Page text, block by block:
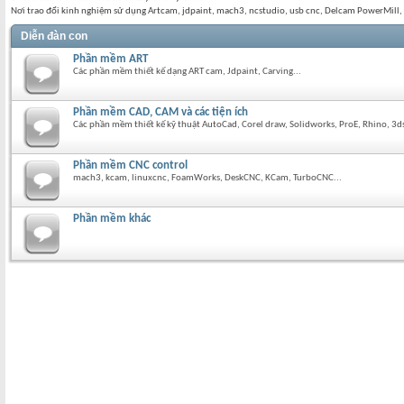
Nơi trao đổi kinh nghiệm sử dụng Artcam, jdpaint, mach3, ncstudio, usb cnc, Delcam
Diễn đàn con
Phần mềm ART
Các phần mềm thiết kế dạng ART cam, Jdpaint, Carving...
Phần mềm CAD, CAM và các tiện ích
Các phần mềm thiết kế kỹ thuật AutoCad, Corel draw, Solidworks, ProE, Rhino,
Phần mềm CNC control
mach3, kcam, linuxcnc, FoamWorks, DeskCNC, KCam, TurboCNC...
Phần mềm khác